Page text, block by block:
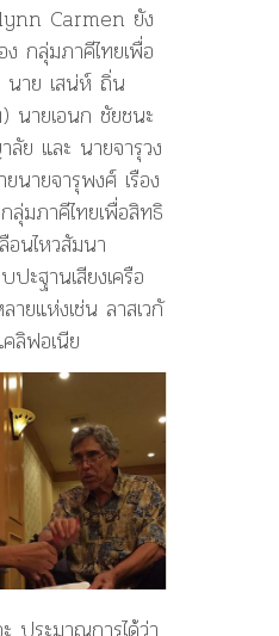
Carmen ยัง
กลุ่มภาคีไทยเพื่อ
าย เสน่ห์ ถิ่น
นายเอนก ชัยชนะ
และ นายจารุวง
นายจารุพงศ์ เรือง
มภาคีไทยเพื่อสิทธิ
นไหวสัมนา
ปะฐานเสียงเครือ
ายแห่งเช่น ลาสเวกั
ลิฟอเนีย